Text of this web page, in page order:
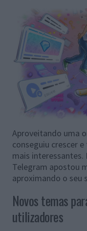
Aproveitando uma
conseguiu crescer
mais interessantes.
Telegram apostou
aproximando o seu
Novos temas
utilizadores